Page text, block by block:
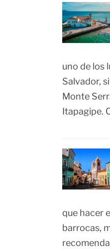
uno de los
Salvador,
Monte
Itapagipe.
que hacer
barrocas,